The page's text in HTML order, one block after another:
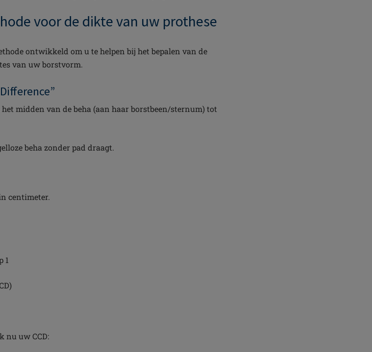
voor de dikte van uw prothese
ontwikkeld om u te helpen bij het bepalen van de
van uw borstvorm.
midden van de beha (aan haar borstbeen/sternum) tot
beha zonder pad draagt.
centimeter.
1
nu uw CCD: